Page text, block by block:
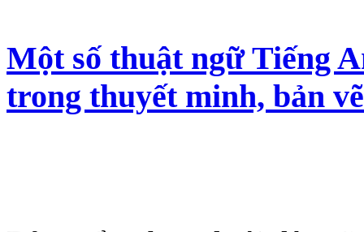
Một số thuật ngữ Tiếng
trong thuyết minh, bản